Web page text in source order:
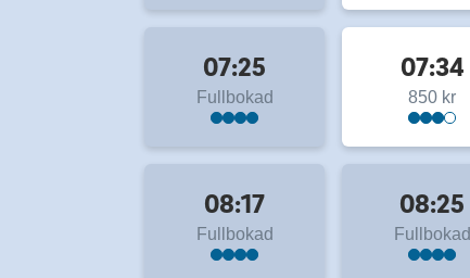
07:25
Fullbokad
07:34
850 kr
08:17
Fullbokad
08:25
Fullbokad